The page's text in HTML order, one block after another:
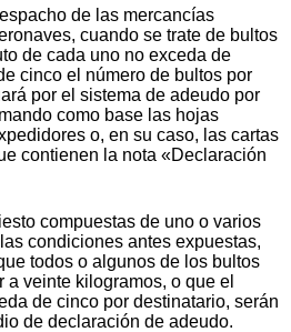
de las mercancías
cuando se trate de bultos
de cada uno no exceda de
cinco el número de bultos por
por el sistema de adeudo por
como base las hojas
o, en su caso, las cartas
contienen la nota «Declaración
compuestas de uno o varios
condiciones antes expuestas,
todos o algunos de los bultos
veinte kilogramos, o que el
de cinco por destinatario, serán
de declaración de adeudo.